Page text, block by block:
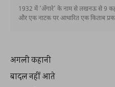
1932 में ‘अँगारे’ के नाम से लखनऊ से 9
और एक नाटक पर आधारित एक किताब
अपरंपरागत और बज़ाहिर इतने बाग़ियाना थे कि
किताब को सरकारी हुक्म से ज़ब्त कर लिया
उसे अश्लील, अनैतिक और धर्म विरोधी घोषित
अगली कहानी
बादल नहीं आते